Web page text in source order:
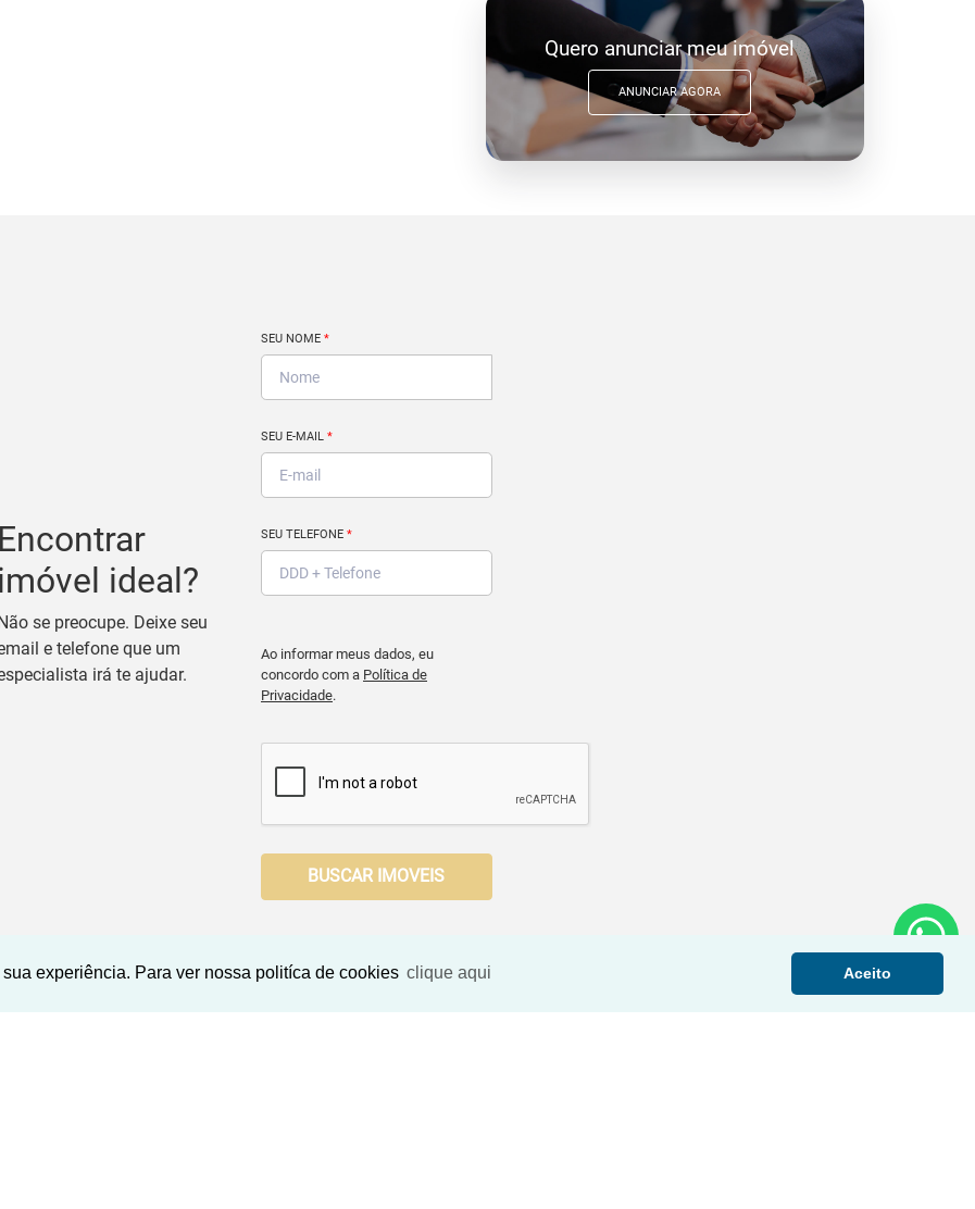
experiência. Para ver nossa politíca de cookies clique aqui Aceito
Quero anunciar meu imóvel
ANUNCIAR AGORA
Encontrar
imóvel ideal?
se preocupe. Deixe seu
e telefone que um
irá te ajudar.
SEU NOME *
SEU E-MAIL *
SEU TELEFONE *
Ao informar meus dados, eu
concordo com a Política de
Privacidade.
BUSCAR IMOVEIS